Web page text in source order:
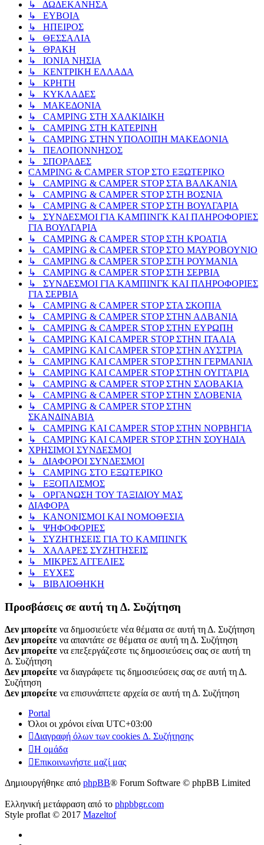
↳ ΔΩΔΕΚΑΝΗΣΑ
↳ ΕΥΒΟΙΑ
↳ ΗΠΕΙΡΟΣ
↳ ΘΕΣΣΑΛΙΑ
↳ ΘΡΑΚΗ
↳ ΙΟΝΙΑ ΝΗΣΙΑ
↳ ΚΕΝΤΡΙΚΗ ΕΛΛΑΔΑ
↳ ΚΡΗΤΗ
↳ ΚΥΚΛΑΔΕΣ
↳ ΜΑΚΕΔΟΝΙΑ
↳ CAMPING ΣΤΗ ΧΑΛΚΙΔΙΚΗ
↳ CAMPING ΣΤΗ ΚΑΤΕΡΙΝΗ
↳ CAMPING ΣΤΗΝ ΥΠΟΛΟΙΠΗ ΜΑΚΕΔΟΝΙΑ
↳ ΠΕΛΟΠΟΝΝΗΣΟΣ
↳ ΣΠΟΡΑΔΕΣ
CAMPING & CAMPER STOP ΣΤΟ ΕΞΩΤΕΡΙΚΟ
↳ CAMPING & CAMPER STOP ΣΤΑ ΒΑΛΚΑΝΙΑ
↳ CAMPING & CAMPER STOP ΣΤΗ ΒΟΣΝΙΑ
↳ CAMPING & CAMPER STOP ΣΤΗ ΒΟΥΛΓΑΡΙΑ
↳ ΣΥΝΔΕΣΜΟΙ ΓΙΑ ΚΑΜΠΙΝΓΚ ΚΑΙ ΠΛΗΡΟΦΟΡΙΕΣ
ΓΙΑ ΒΟΥΛΓΑΡΙΑ
↳ CAMPING & CAMPER STOP ΣΤΗ ΚΡΟΑΤΙΑ
↳ CAMPING & CAMPER STOP ΣΤΟ ΜΑΥΡΟΒΟΥΝΙΟ
↳ CAMPING & CAMPER STOP ΣΤΗ ΡΟΥΜΑΝΙΑ
↳ CAMPING & CAMPER STOP ΣΤΗ ΣΕΡΒΙΑ
↳ ΣΥΝΔΕΣΜΟΙ ΓΙΑ ΚΑΜΠΙΝΓΚ ΚΑΙ ΠΛΗΡΟΦΟΡΙΕΣ
ΓΙΑ ΣΕΡΒΙΑ
↳ CAMPING & CAMPER STOP ΣΤΑ ΣΚΟΠΙΑ
↳ CAMPING & CAMPER STOP ΣΤΗΝ ΑΛΒΑΝΙΑ
↳ CAMPING & CAMPER STOP ΣΤΗΝ ΕΥΡΩΠΗ
↳ CAMPING KAI CAMPER STOP ΣΤΗΝ ΙΤΑΛΙΑ
↳ CAMPING KAI CAMPER STOP ΣΤΗΝ ΑΥΣΤΡΙΑ
↳ CAMPING KAI CAMPER STOP ΣΤΗΝ ΓΕΡΜΑΝΙΑ
↳ CAMPING KAI CAMPER STOP ΣΤΗΝ ΟΥΓΓΑΡΙΑ
↳ CAMPING & CAMPER STOP ΣΤΗΝ ΣΛΟΒΑΚΙΑ
↳ CAMPING & CAMPER STOP ΣΤΗΝ ΣΛΟΒΕΝΙΑ
↳ CAMPING & CAMPER STOP ΣΤΗΝ
ΣΚΑΝΔΙΝΑΒΙΑ
↳ CAMPING KAI CAMPER STOP ΣΤΗΝ ΝΟΡΒΗΓΙΑ
↳ CAMPING KAI CAMPER STOP ΣΤΗΝ ΣΟΥΗΔΙΑ
ΧΡΗΣΙΜΟΙ ΣΥΝΔΕΣΜΟΙ
↳ ΔΙΑΦΟΡΟΙ ΣΥΝΔΕΣΜΟΙ
↳ CAMPING ΣΤΟ ΕΞΩΤΕΡΙΚΟ
↳ ΕΞΟΠΛΙΣΜΟΣ
↳ ΟΡΓΑΝΩΣΗ ΤΟΥ ΤΑΞΙΔΙΟΥ ΜΑΣ
ΔΙΑΦΟΡΑ
↳ ΚΑΝΟΝΙΣΜΟΙ ΚΑΙ ΝΟΜΟΘΕΣΙΑ
↳ ΨΗΦΟΦΟΡΙΕΣ
↳ ΣΥΖΗΤΗΣΕΙΣ ΓΙΑ ΤΟ ΚΑΜΠΙΝΓΚ
↳ ΧΑΛΑΡΕΣ ΣΥΖΗΤΗΣΕΙΣ
↳ ΜΙΚΡΕΣ ΑΓΓΕΛΙΕΣ
↳ ΕΥΧΕΣ
↳ ΒΙΒΛΙΟΘΗΚΗ
Προσβάσεις σε αυτή τη Δ. Συζήτηση
Δεν μπορείτε να δημοσιεύετε νέα θέματα σε αυτή τη Δ. Συζήτηση
Δεν μπορείτε να απαντάτε σε θέματα σε αυτή τη Δ. Συζήτηση
Δεν μπορείτε να επεξεργάζεστε τις δημοσιεύσεις σας σε αυτή τη
Δ. Συζήτηση
Δεν μπορείτε να διαγράφετε τις δημοσιεύσεις σας σε αυτή τη Δ.
Συζήτηση
Δεν μπορείτε να επισυνάπτετε αρχεία σε αυτή τη Δ. Συζήτηση
Portal
Όλοι οι χρόνοι είναι UTC+03:00
Διαγραφή όλων των cookies Δ. Συζήτησης
Η ομάδα
Επικοινωνήστε μαζί μας
Δημιουργήθηκε από phpBB® Forum Software © phpBB Limited
Ελληνική μετάφραση από το phpbbgr.com
Style proflat © 2017 Mazeltof